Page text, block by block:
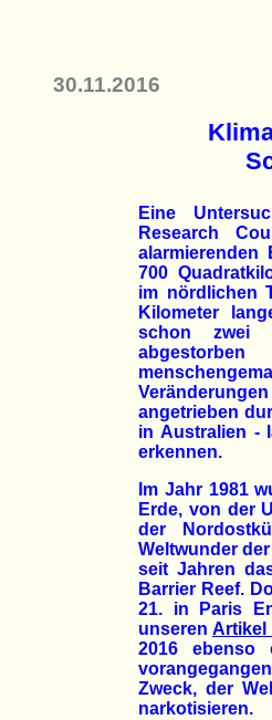
30.11.2016
Eine
Research
alarmierenden
700
im nördlichen
Kilometer
schon zwei
angetrieben
in Australien -
erkennen.
Im Jahr 1981
Erde, von der
der
Weltwunder
seit Jahren
Barrier Reef.
21. in Paris
unseren Artikel
2016 ebenso
Zweck, der
narkotisieren.